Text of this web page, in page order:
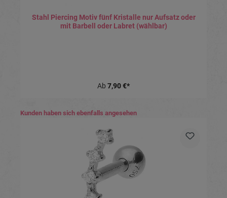
Stahl Piercing Motiv fünf Kristalle nur Aufsatz oder
mit Barbell oder Labret (wählbar)
Ab 7,90 €*
Produktgalerie überspringen
Kunden haben sich ebenfalls angesehen